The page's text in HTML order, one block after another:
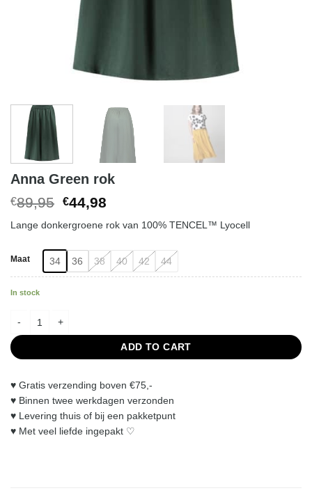
Anna Green rok
€89,95 Original
was:
€89,95.
€44,98
is:
Lange donkergroene rok van 100% TENCEL™ Lyocell
Maat 34 36 38 40 42 44
In stock
Anna Green rok quantity
ADD TO CART
♥︎ Gratis verzending boven €75,-
♥︎ Binnen twee werkdagen verzonden
♥︎ Levering thuis of bij een pakketpunt
♥︎ Met veel liefde ingepakt ♡